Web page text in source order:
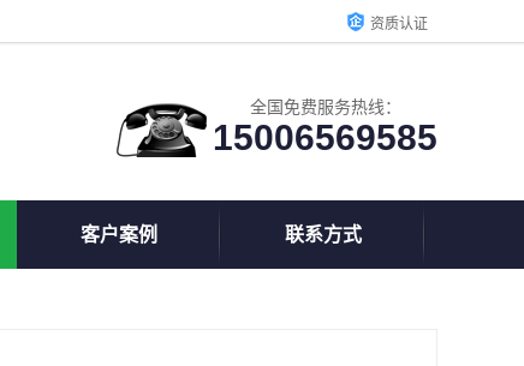
资质认证
全国免费服务热线：
15006569585
客户案例 联系方式